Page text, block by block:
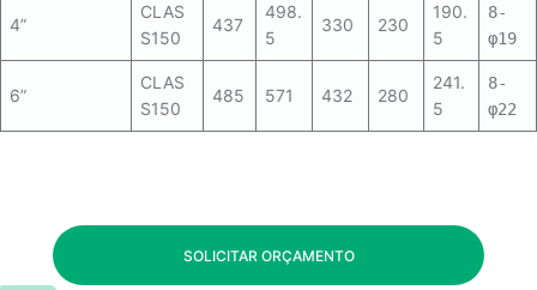
4”
CLAS
S150
437
498.
5
330 230
190.
5
8-
φ19
6”
CLAS
S150
485 571 432 280
241.
5
8-
φ22
SOLICITAR ORÇAMENTO